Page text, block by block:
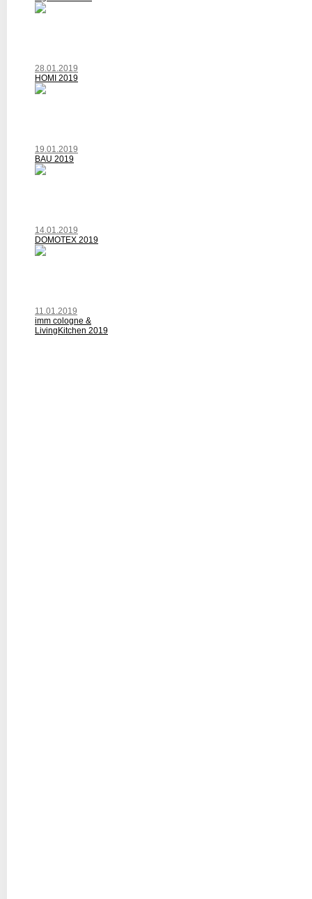
28.01.2019
HOMI 2019
19.01.2019
BAU 2019
14.01.2019
DOMOTEX 2019
11.01.2019
imm cologne &
LivingKitchen 2019